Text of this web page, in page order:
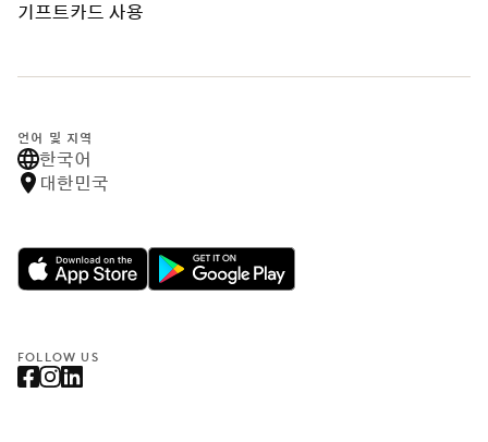
기프트카드 사용
언어 및 지역
한국어
대한민국
FOLLOW US